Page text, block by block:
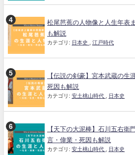
松尾芭蕉の人物像と人生年表
も解説
カテゴリ: 日本史 江戸時代
【伝説の剣豪】宮本武蔵の生
死因も解説
カテゴリ: 安土桃山時代 日本史
【天下の大泥棒】石川五右衛
言・偉業・死因も解説
カテゴリ: 安土桃山時代 日本史